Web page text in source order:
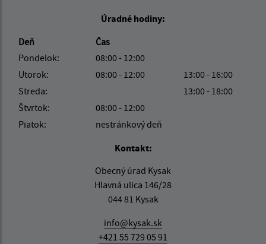
Úradné hodiny:
Deň
Čas
Pondelok:
08:00 - 12:00
Utorok:
08:00 - 12:00
13:00 - 16:00
Streda:
13:00 - 18:00
Štvrtok:
08:00 - 12:00
Piatok:
nestránkový deň
Kontakt:
Obecný úrad Kysak
Hlavná ulica 146/28
044 81 Kysak
info@kysak.sk
+421 55 729 05 91